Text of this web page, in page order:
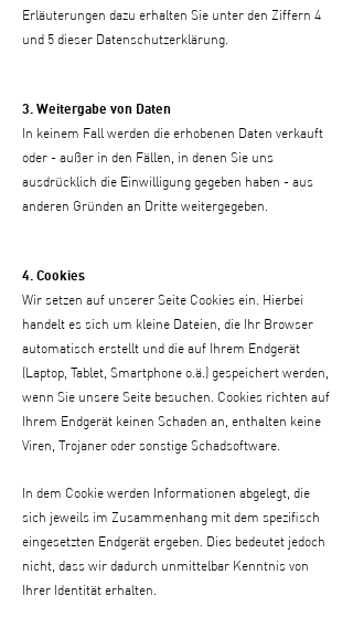
Erläuterungen dazu erhalten Sie unter den Ziffern 4
und 5 dieser Datenschutzerklärung.
3. Weitergabe von Daten
In keinem Fall werden die erhobenen Daten verkauft
oder - außer in den Fällen, in denen Sie uns
ausdrücklich die Einwilligung gegeben haben - aus
anderen Gründen an Dritte weitergegeben.
4. Cookies
Wir setzen auf unserer Seite Cookies ein. Hierbei
handelt es sich um kleine Dateien, die Ihr Browser
automatisch erstellt und die auf Ihrem Endgerät
(Laptop, Tablet, Smartphone o.ä.) gespeichert werden,
wenn Sie unsere Seite besuchen. Cookies richten auf
Ihrem Endgerät keinen Schaden an, enthalten keine
Viren, Trojaner oder sonstige Schadsoftware.
In dem Cookie werden Informationen abgelegt, die
sich jeweils im Zusammenhang mit dem spezifisch
eingesetzten Endgerät ergeben. Dies bedeutet jedoch
nicht, dass wir dadurch unmittelbar Kenntnis von
Ihrer Identität erhalten.